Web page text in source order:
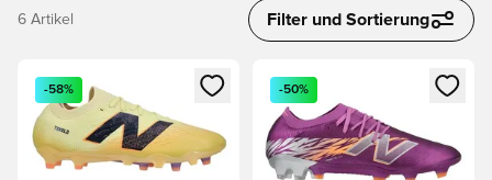
6 Artikel Filter und Sortierung
Öffnet ein Fenster zum Anmelden oder Registrieren als
-58%
Öffnet ein Fenster zum
-50%